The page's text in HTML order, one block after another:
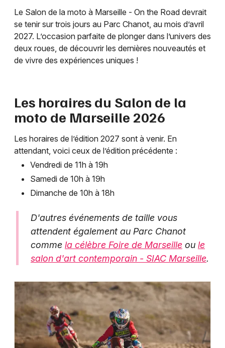
Magazine à Marseille
Choisir mes départements
Mon email
Je m'abonne
Le Salon de la moto à Marseille - On the Road devrait
se tenir sur trois jours au Parc Chanot, au mois d’avril
2027. L’occasion parfaite de plonger dans l’univers des
deux roues, de découvrir les dernières nouveautés et
de vivre des expériences uniques !
Les horaires du Salon de la
moto de Marseille 2026
Les horaires de l’édition 2027 sont à venir. En
attendant, voici ceux de l’édition précédente :
Vendredi de 11h à 19h
Samedi de 10h à 19h
Dimanche de 10h à 18h
D'autres événements de taille vous
attendent également au Parc Chanot
comme la célèbre Foire de Marseille ou le
salon d'art contemporain - SIAC Marseille.